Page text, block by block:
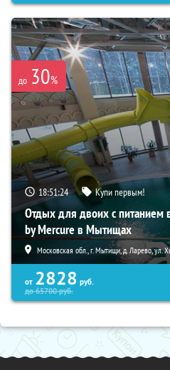
до 30%
18:51:22 Купи первым!
Отдых для двоих с питанием
by Mercure в Мытищах
Московская обл., г. Мытищи, д. Ларево, ул.
от 2828 руб.
до65700руб.